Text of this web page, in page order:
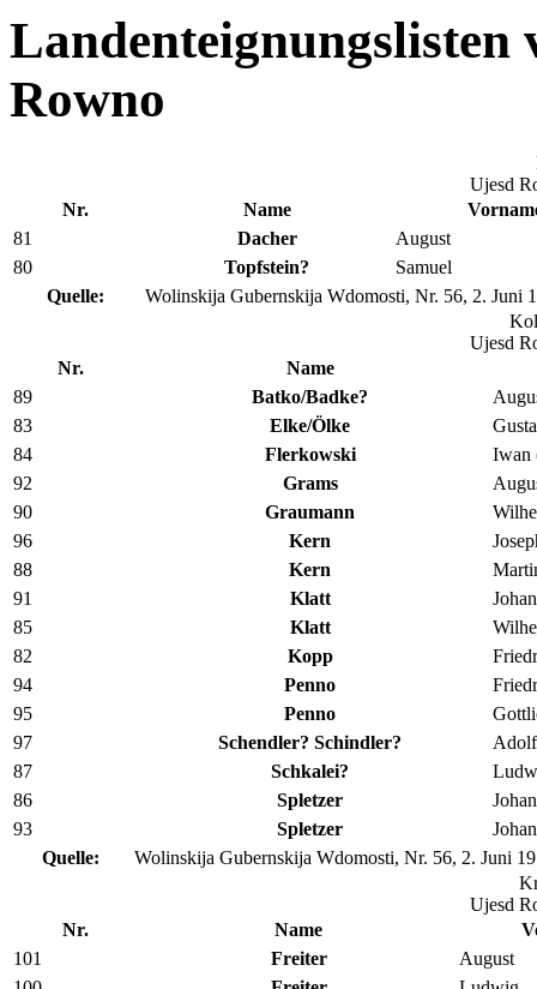
Landenteignungslisten
Rowno
Ujesd
Nr.
Name
Quelle: Wolinskija Gubernskija Wdomosti, Nr. 56, 2. Juni
81 Dacher
August
80
Topfstein? Samuel
Ujesd
Nr.
Name
Quelle: Wolinskija Gubernskija Wdomosti, Nr. 56, 2. Juni
89 Batko/Badke?
83
Elke/Ölke
84
Flerkowski
Iwan
92
Grams
90
Graumann
96
Kern
88
Kern
91
Klatt
85
Klatt
82
Kopp
94
Penno
95
Penno
97
Schendler? Schindler?
Adolf
87
Schkalei?
86
Spletzer
93
Spletzer
Ujesd
Nr.
Name
101 Freiter
August